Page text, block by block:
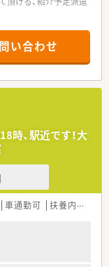
い合わせ
時、駅近です！大
車通勤可 扶養内勤務OK